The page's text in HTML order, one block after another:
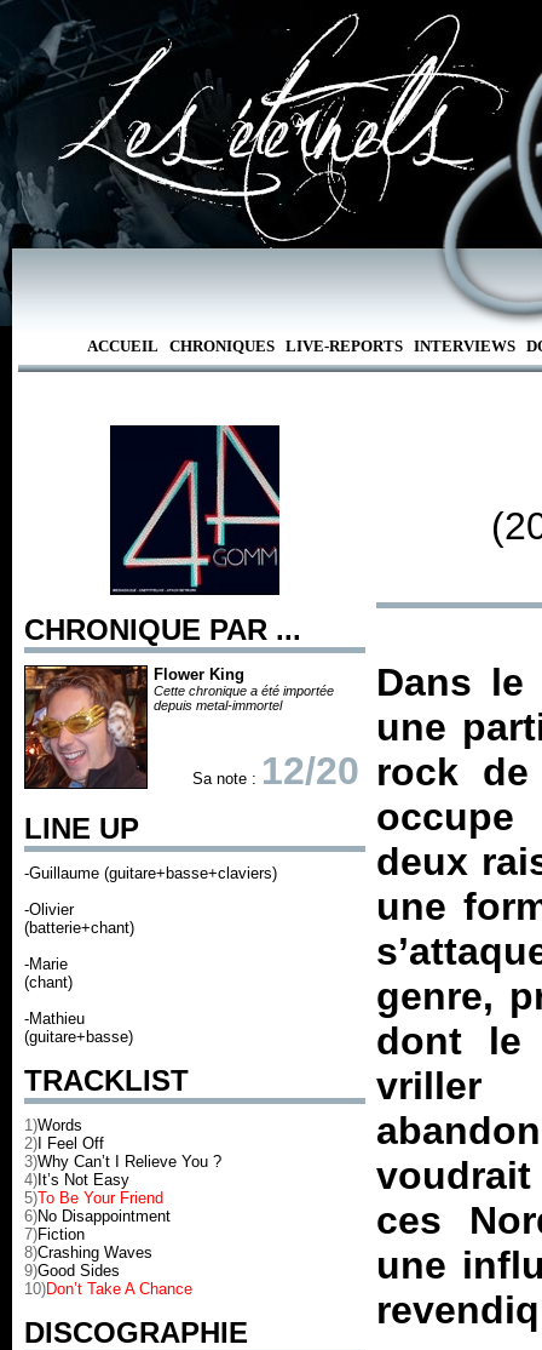
ACCUEIL CHRONIQUES LIVE-REPORTS INTERVIEWS
CHRONIQUE PAR ...
Flower King
Cette chronique a été importée
depuis metal-immortel
Sa note : 12/20
LINE UP
-Guillaume (guitare+basse+claviers)
-Olivier
(batterie+chant)
-Marie
(chant)
-Mathieu
(guitare+basse)
TRACKLIST
1)Words
2) I Feel Off
3)Why Can’t I Relieve You ?
4) It’s Not Easy
5)To Be Your Friend
6)No Disappointment
7)Fiction
8)Crashing Waves
9)Good Sides
10)Don’t Take A Chance
DISCOGRAPHIE
Dans le
une
rock de
deux
une
genre,
dont le
vriller
ces
une